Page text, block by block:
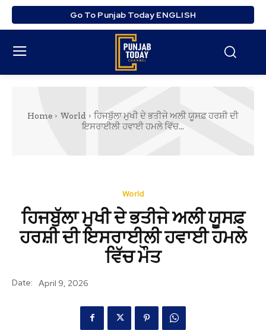
Go To Punjab Today ENGLISH
Home World
ਹਿਜਬੁੱਲਾ ਮੁਖੀ ਦੇ ਭਤੀਜੇ ਅਲੀ ਯੂਸਫ਼ ਹਰਸ਼ੀ ਦੀ
ਇਸਰਾਈਲੀ ਹਵਾਈ ਹਮਲੇ ਵਿੱਚ...
World
ਹਿਜਬੁੱਲਾ ਮੁਖੀ ਦੇ ਭਤੀਜੇ ਅਲੀ ਯੂਸਫ਼
ਹਰਸ਼ੀ ਦੀ ਇਸਰਾਈਲੀ ਹਵਾਈ ਹਮਲੇ
ਵਿੱਚ ਮੌਤ
Date: April 9, 2026